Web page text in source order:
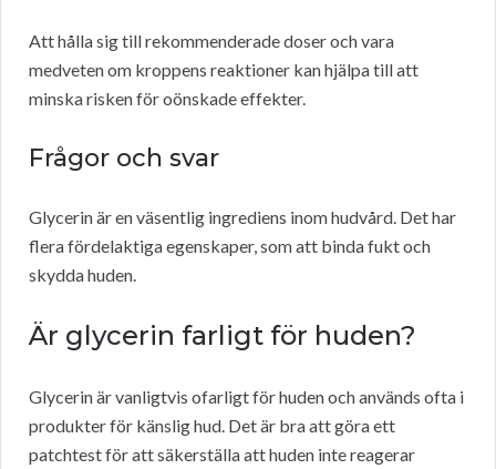
Att hålla sig till rekommenderade doser och vara
medveten om kroppens reaktioner kan hjälpa till att
minska risken för oönskade effekter.
Frågor och svar
Glycerin är en väsentlig ingrediens inom hudvård. Det har
flera fördelaktiga egenskaper, som att binda fukt och
skydda huden.
Är glycerin farligt för huden?
Glycerin är vanligtvis ofarligt för huden och används ofta i
produkter för känslig hud. Det är bra att göra ett
patchtest för att säkerställa att huden inte reagerar